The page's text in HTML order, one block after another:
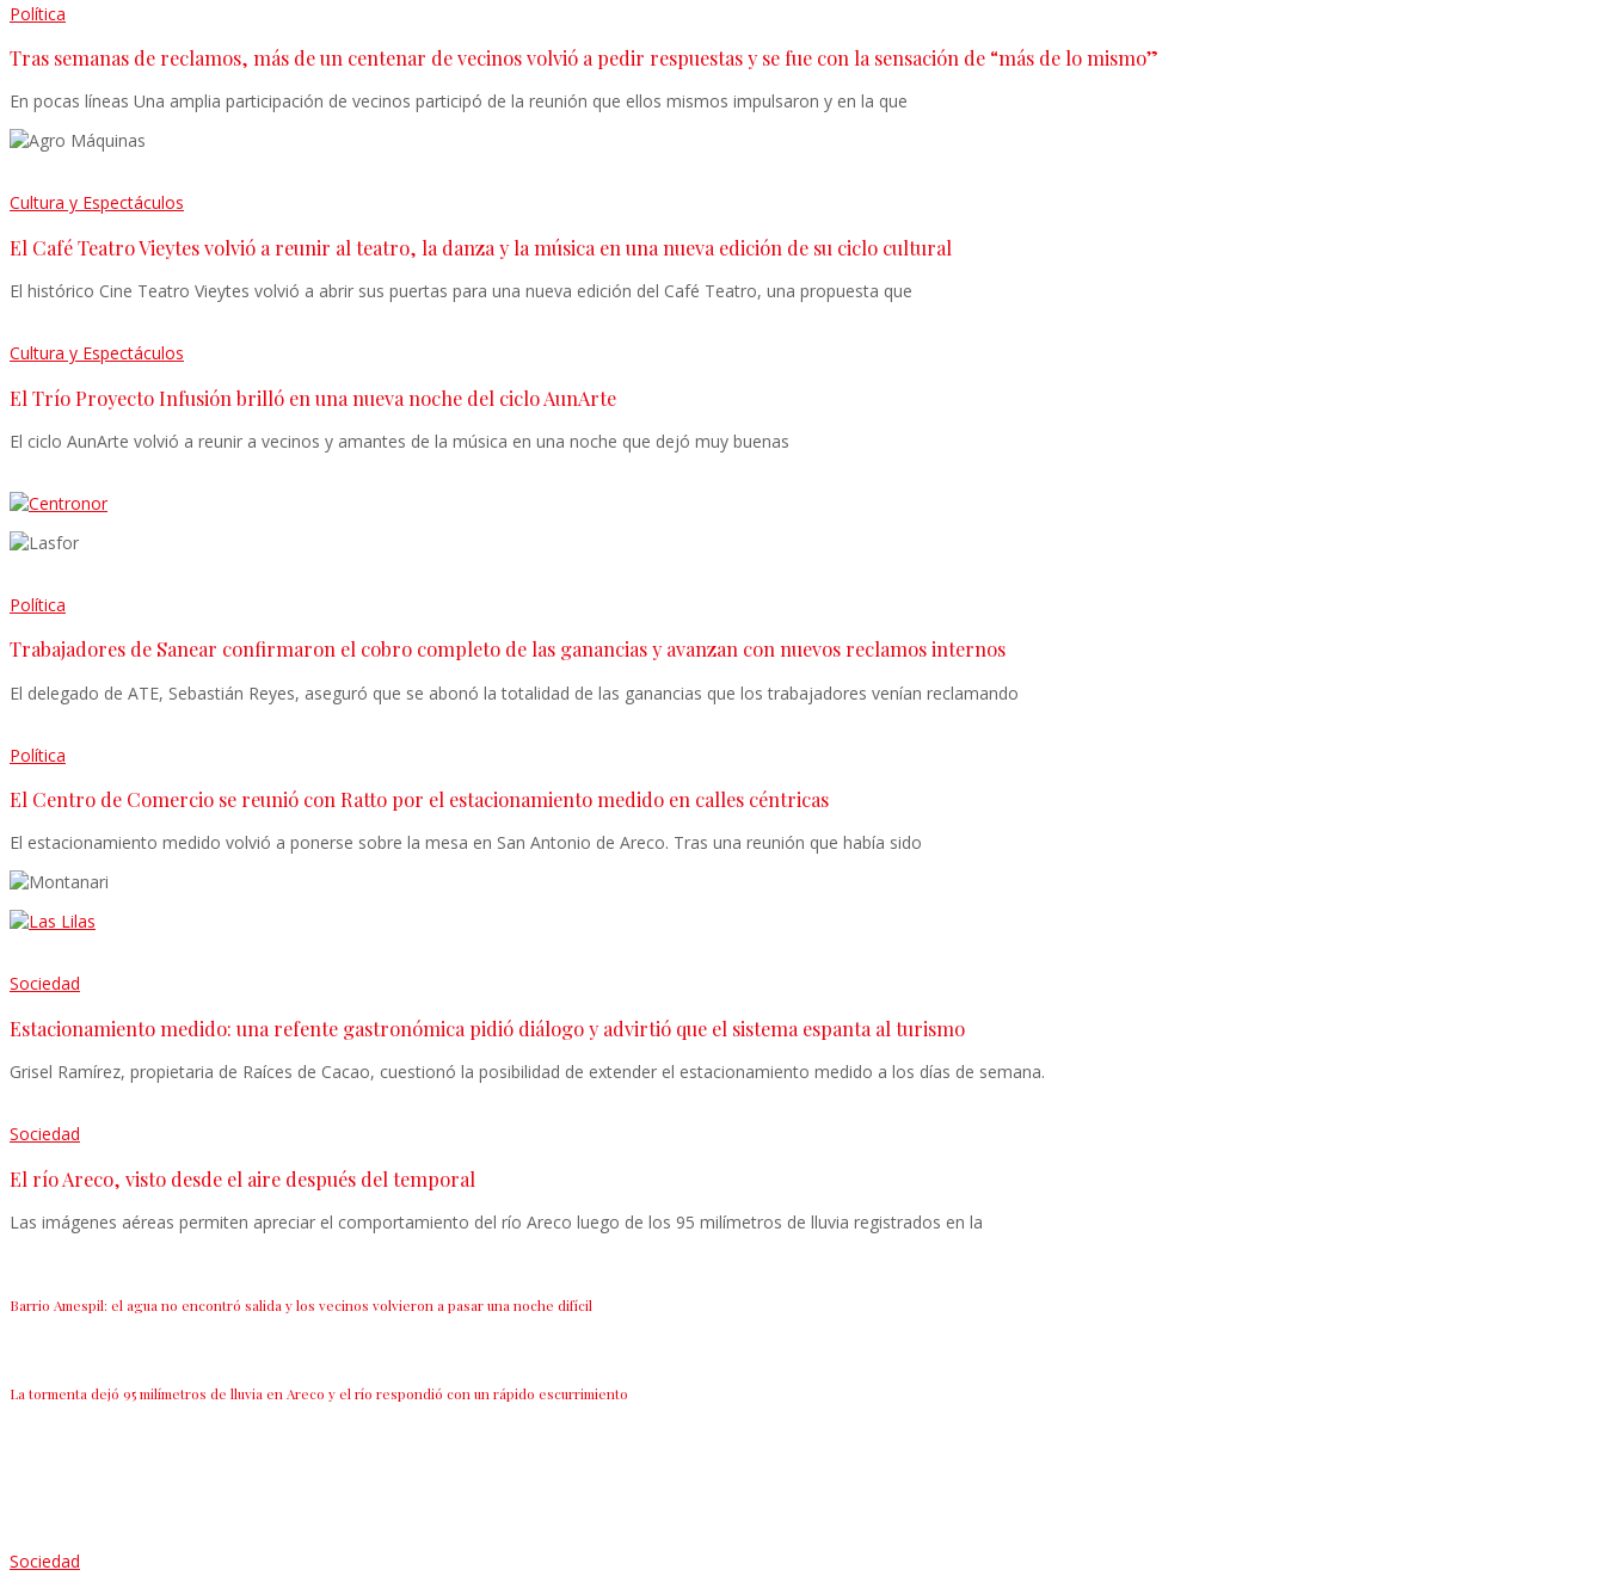
Política
Tras semanas de reclamos, más de un centenar de vecinos volvió a pedir respuestas y se fue con la sensación de “más de lo mismo”
En pocas líneas Una amplia participación de vecinos participó de la reunión que ellos mismos impulsaron y en la que
Cultura y Espectáculos
El Café Teatro Vieytes volvió a reunir al teatro, la danza y la música en una nueva edición de su ciclo cultural
El histórico Cine Teatro Vieytes volvió a abrir sus puertas para una nueva edición del Café Teatro, una propuesta que
Cultura y Espectáculos
El Trío Proyecto Infusión brilló en una nueva noche del ciclo AunArte
El ciclo AunArte volvió a reunir a vecinos y amantes de la música en una noche que dejó muy buenas
Política
Trabajadores de Sanear confirmaron el cobro completo de las ganancias y avanzan con nuevos reclamos internos
El delegado de ATE, Sebastián Reyes, aseguró que se abonó la totalidad de las ganancias que los trabajadores venían reclamando
Política
El Centro de Comercio se reunió con Ratto por el estacionamiento medido en calles céntricas
El estacionamiento medido volvió a ponerse sobre la mesa en San Antonio de Areco. Tras una reunión que había sido
Sociedad
Estacionamiento medido: una refente gastronómica pidió diálogo y advirtió que el sistema espanta al turismo
Grisel Ramírez, propietaria de Raíces de Cacao, cuestionó la posibilidad de extender el estacionamiento medido a los días de semana.
Sociedad
El río Areco, visto desde el aire después del temporal
Las imágenes aéreas permiten apreciar el comportamiento del río Areco luego de los 95 milímetros de lluvia registrados en la
Barrio Amespil: el agua no encontró salida y los vecinos volvieron a pasar una noche difícil
La tormenta dejó 95 milímetros de lluvia en Areco y el río respondió con un rápido escurrimiento
Sociedad